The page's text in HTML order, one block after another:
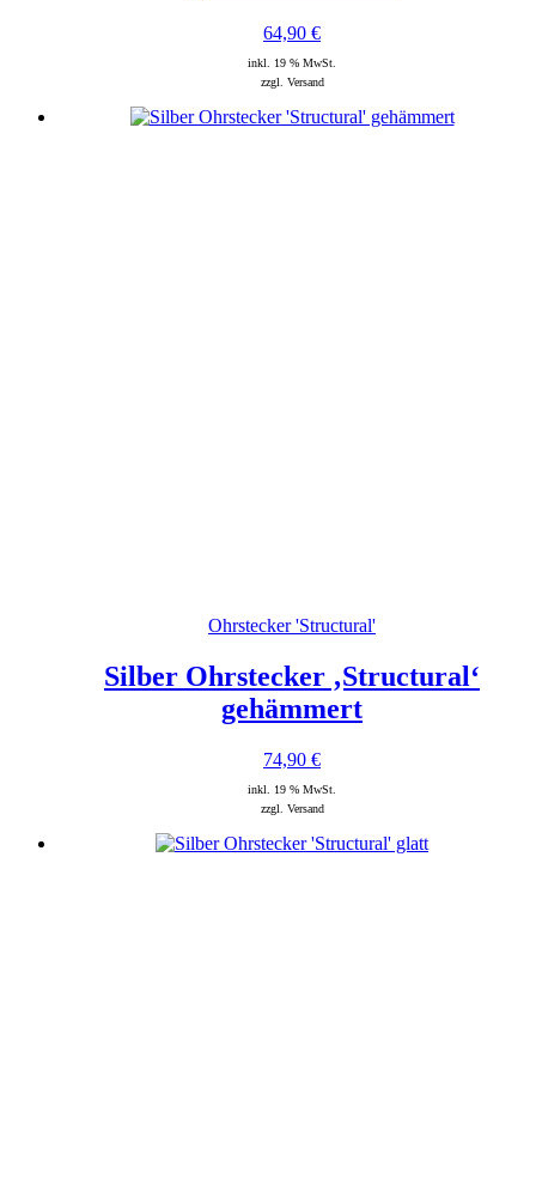
64,90 €
inkl. 19 % MwSt.
zzgl. Versand
Ohrstecker 'Structural'
Silber Ohrstecker ‚Structural‘
gehämmert
74,90 €
inkl. 19 % MwSt.
zzgl. Versand